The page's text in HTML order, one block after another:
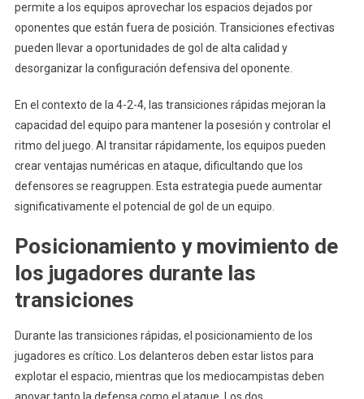
permite a los equipos aprovechar los espacios dejados por
oponentes que están fuera de posición. Transiciones efectivas
pueden llevar a oportunidades de gol de alta calidad y
desorganizar la configuración defensiva del oponente.
En el contexto de la 4-2-4, las transiciones rápidas mejoran la
capacidad del equipo para mantener la posesión y controlar el
ritmo del juego. Al transitar rápidamente, los equipos pueden
crear ventajas numéricas en ataque, dificultando que los
defensores se reagruppen. Esta estrategia puede aumentar
significativamente el potencial de gol de un equipo.
Posicionamiento y movimiento de
los jugadores durante las
transiciones
Durante las transiciones rápidas, el posicionamiento de los
jugadores es crítico. Los delanteros deben estar listos para
explotar el espacio, mientras que los mediocampistas deben